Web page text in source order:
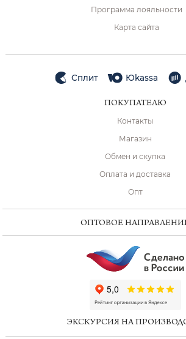
Программа лояльности
Карта сайта
Сплит Юkassa
ПОКУПАТЕЛЮ
Контакты
Магазин
Обмен и скупка
Оплата и доставка
Опт
ОПТОВОЕ
ЭКСКУРСИЯ НА